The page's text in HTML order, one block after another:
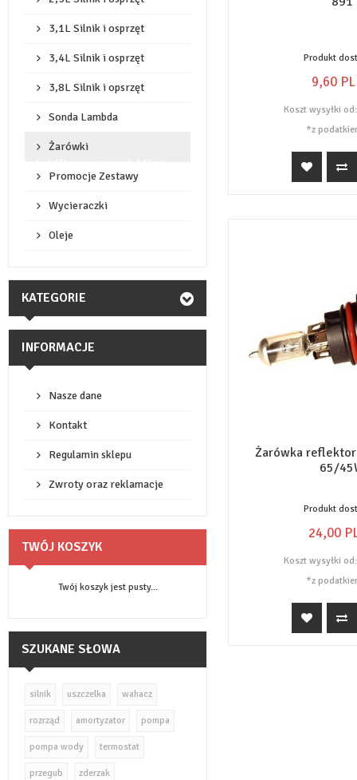
3,1L Silnik i osprzęt
3,4L Silnik i osprzęt
3,8L Silnik i opsrzęt
Sonda Lambda
Żarówki
Promocje Zestawy
Wycieraczki
Oleje
KATEGORIE
INFORMACJE
Nasze dane
Kontakt
Regulamin sklepu
Zwroty oraz reklamacje
TWÓJ KOSZYK
Twój koszyk jest pusty...
SZUKANE SŁOWA
silnik uszczelka wahacz
rozrząd amortyzator pompa
pompa wody termostat
przegub zderzak
Produkt
9,60
Koszt wysyłki
*z
Żarówka
65/
Produkt
24,00
Koszt wysyłki
*z